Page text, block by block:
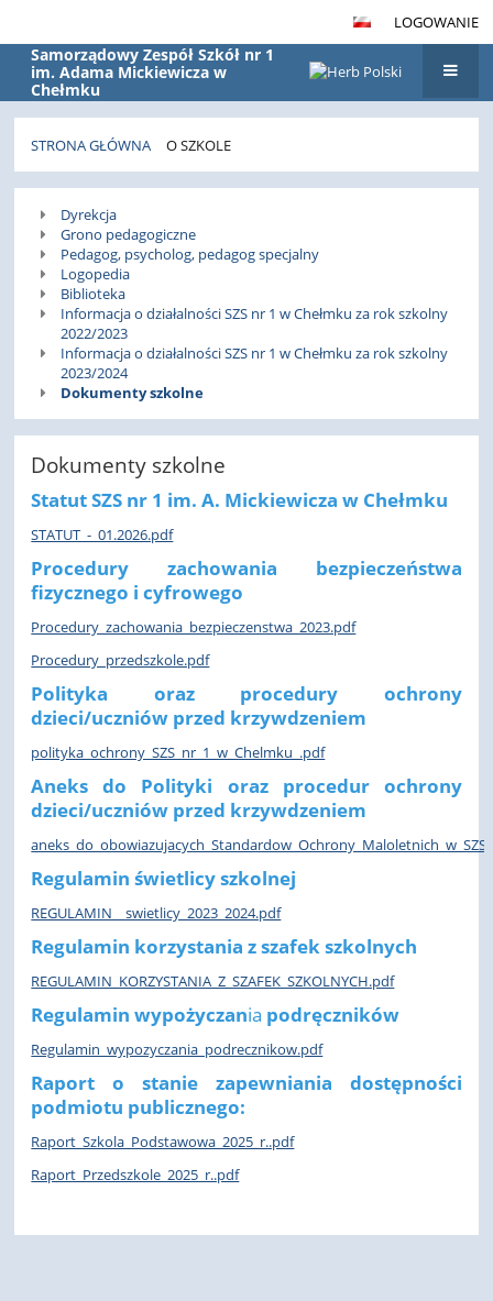
LOGOWANIE
Samorządowy Zespół Szkół nr 1
im. Adama Mickiewicza w
Chełmku
STRONA GŁÓWNA O SZKOLE
szkoleDyrekcja
Grono pedagogiczne
Pedagog, psycholog, pedagog specjalny
Logopedia
Biblioteka
Informacja o działalności SZS nr 1 w Chełmku za rok szkolny
2022/2023
Informacja o działalności SZS nr 1 w Chełmku za rok szkolny
2023/2024
Dokumenty szkolne
Dokumenty szkolne
Statut SZS nr 1 im. A. Mickiewicza w Chełmku
STATUT_-_01.2026.pdf
Procedury zachowania bezpieczeństwa
fizycznego i cyfrowego
Procedury_zachowania_bezpieczenstwa_2023.pdf
Procedury_przedszkole.pdf
Polityka oraz procedury ochrony
dzieci/uczniów przed krzywdzeniem
polityka_ochrony_SZS_nr_1_w_Chelmku_.pdf
Aneks do Polityki oraz procedur ochrony
dzieci/uczniów przed krzywdzeniem
Regulamin świetlicy szkolnej
REGULAMIN__swietlicy_2023_2024.pdf
Regulamin korzystania z szafek szkolnych
REGULAMIN_KORZYSTANIA_Z_SZAFEK_SZKOLNYCH.pdf
Regulamin wypożyczania podręczników
Regulamin_wypozyczania_podrecznikow.pdf
Raport o stanie zapewniania dostępności
podmiotu publicznego:
Raport_Szkola_Podstawowa_2025_r..pdf
Raport_Przedszkole_2025_r..pdf